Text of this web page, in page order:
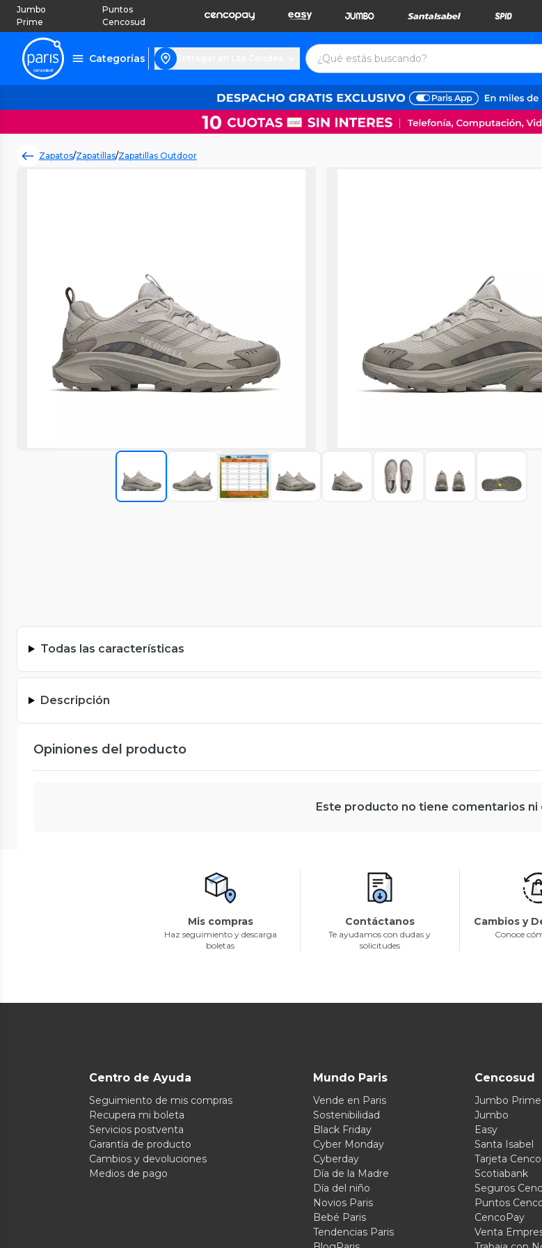
Jumbo
Prime
Puntos
Cencosud
Categorías
Zapatos/Zapatillas/Zapatillas Outdoor
Todas las características
Descripción
Opiniones del producto
Este producto no tiene comentarios ni
Mis compras
Haz seguimiento y descarga
boletas
Contáctanos
Te ayudamos con dudas y
solicitudes
Cambios y
Conoce
Centro de Ayuda
Seguimiento de mis compras
Recupera mi boleta
Servicios postventa
Garantía de producto
Cambios y devoluciones
Medios de pago
Mundo Paris
Vende en Paris
Sostenibilidad
Black Friday
Cyber Monday
Cyberday
Día de la Madre
Día del niño
Novios Paris
Bebé Paris
Tendencias Paris
Cencosud
Jumbo Prime
Jumbo
Easy
Santa Isabel
Tarjeta
Scotiabank
Seguros
Puntos
CencoPay
Venta